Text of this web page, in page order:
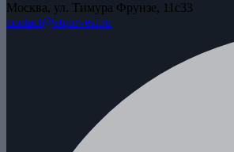
Москва, ул. Тимура Фрунзе, 11с33
contact@etpinvest.ru